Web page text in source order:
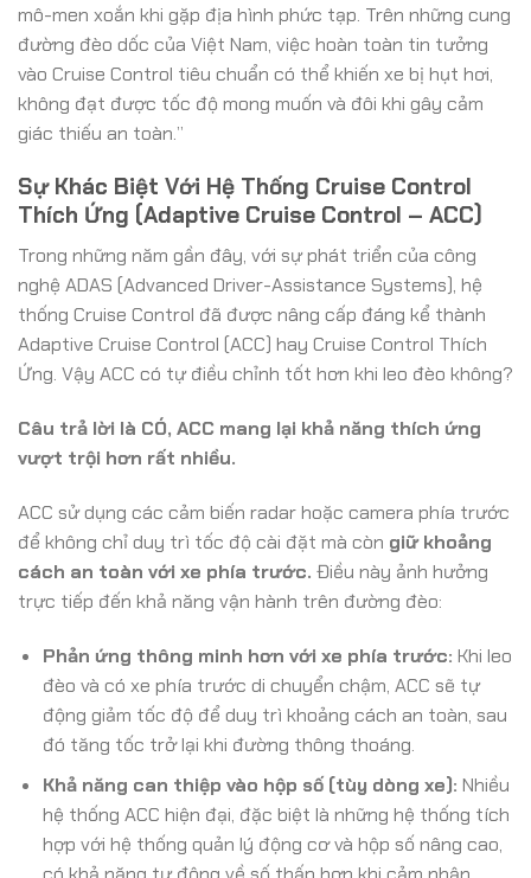
mô-men xoắn khi gặp địa hình phức tạp. Trên những cung
đường đèo dốc của Việt Nam, việc hoàn toàn tin tưởng
vào Cruise Control tiêu chuẩn có thể khiến xe bị hụt hơi,
không đạt được tốc độ mong muốn và đôi khi gây cảm
giác thiếu an toàn.”
Sự Khác Biệt Với Hệ Thống Cruise Control
Thích Ứng (Adaptive Cruise Control – ACC)
Trong những năm gần đây, với sự phát triển của công
nghệ ADAS (Advanced Driver-Assistance Systems), hệ
thống Cruise Control đã được nâng cấp đáng kể thành
Adaptive Cruise Control (ACC) hay Cruise Control Thích
Ứng. Vậy ACC có tự điều chỉnh tốt hơn khi leo đèo không?
Câu trả lời là CÓ, ACC mang lại khả năng thích ứng
vượt trội hơn rất nhiều.
ACC sử dụng các cảm biến radar hoặc camera phía trước
để không chỉ duy trì tốc độ cài đặt mà còn giữ khoảng
cách an toàn với xe phía trước. Điều này ảnh hưởng
trực tiếp đến khả năng vận hành trên đường đèo:
Phản ứng thông minh hơn với xe phía trước: Khi leo
đèo và có xe phía trước di chuyển chậm, ACC sẽ tự
động giảm tốc độ để duy trì khoảng cách an toàn, sau
đó tăng tốc trở lại khi đường thông thoáng.
Khả năng can thiệp vào hộp số (tùy dòng xe): Nhiều
hệ thống ACC hiện đại, đặc biệt là những hệ thống tích
hợp với hệ thống quản lý động cơ và hộp số nâng cao,